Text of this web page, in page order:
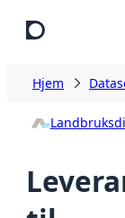
Hjem